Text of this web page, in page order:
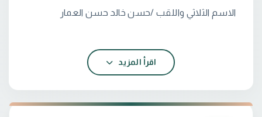
الجامعة - قسم طب الاسنان
اقرأ المزيد